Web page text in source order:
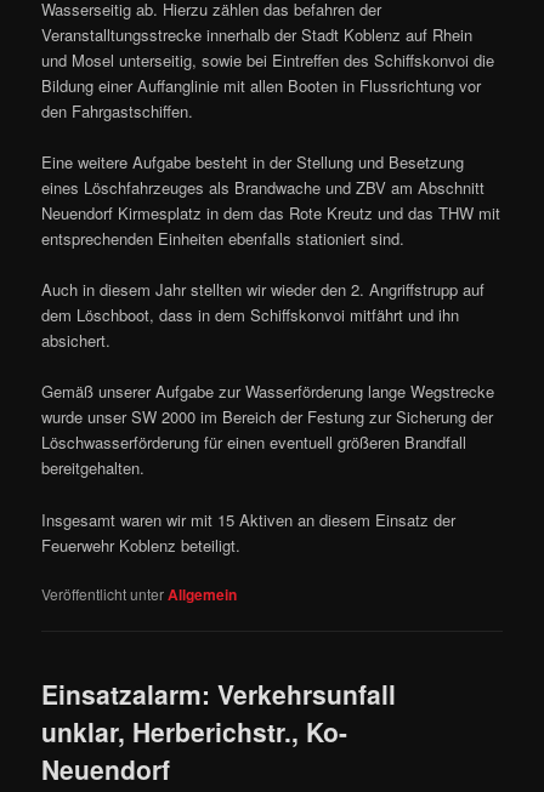
Wasserseitig ab. Hierzu zählen das befahren der
Veranstalltungsstrecke innerhalb der Stadt Koblenz auf Rhein
und Mosel unterseitig, sowie bei Eintreffen des Schiffskonvoi die
Bildung einer Auffanglinie mit allen Booten in Flussrichtung vor
den Fahrgastschiffen.
Eine weitere Aufgabe besteht in der Stellung und Besetzung
eines Löschfahrzeuges als Brandwache und ZBV am Abschnitt
Neuendorf Kirmesplatz in dem das Rote Kreutz und das THW mit
entsprechenden Einheiten ebenfalls stationiert sind.
Auch in diesem Jahr stellten wir wieder den 2. Angriffstrupp auf
dem Löschboot, dass in dem Schiffskonvoi mitfährt und ihn
absichert.
Gemäß unserer Aufgabe zur Wasserförderung lange Wegstrecke
wurde unser SW 2000 im Bereich der Festung zur Sicherung der
Löschwasserförderung für einen eventuell größeren Brandfall
bereitgehalten.
Insgesamt waren wir mit 15 Aktiven an diesem Einsatz der
Feuerwehr Koblenz beteiligt.
Veröffentlicht unterAllgemein
Einsatzalarm: Verkehrsunfall
unklar, Herberichstr., Ko-
Neuendorf